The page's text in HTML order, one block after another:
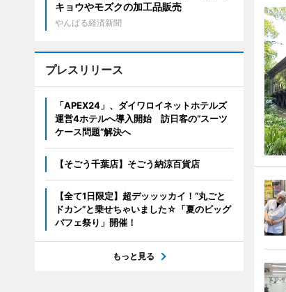
キョウやモズクの加工品販売
やんばる経済新聞
プレスリリース
「APEX24」、ダイワロイネットホテルズ
運営4ホテルへ導入開始 訪日客の“スーツ
ケース問題”解決へ
【そごう千葉店】そごう納涼百貨店
【全て1日限定】超デッッッカイ！“丸ごと
ドカン”と乗せちゃいました☆「夏のビッグ
パフェ祭り」開催！
もっと見る